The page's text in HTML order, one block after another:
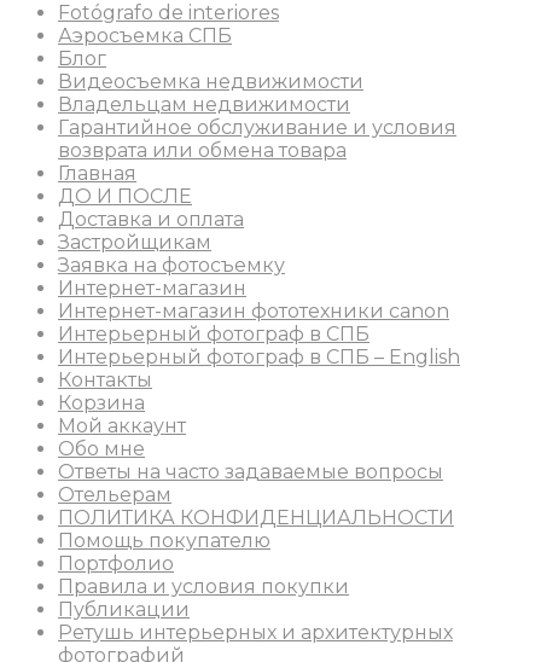
Fotógrafo de interiores
Аэросъемка СПБ
Блог
Видеосъемка недвижимости
Владельцам недвижимости
Гарантийное обслуживание и условия
возврата или обмена товара
Главная
ДО И ПОСЛЕ
Доставка и оплата
Застройщикам
Заявка на фотосъемку
Интернет-магазин
Интернет-магазин фототехники canon
Интерьерный фотограф в СПБ
Интерьерный фотограф в СПБ – English
Контакты
Корзина
Мой аккаунт
Обо мне
Ответы на часто задаваемые вопросы
Отельерам
ПОЛИТИКА КОНФИДЕНЦИАЛЬНОСТИ
Помощь покупателю
Портфолио
Правила и условия покупки
Публикации
Ретушь интерьерных и архитектурных
фотографий